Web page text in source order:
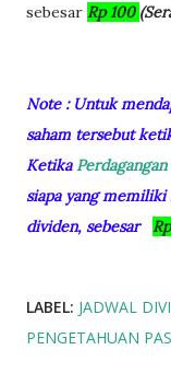
sebesar Rp 100
Note : Untuk
saham tersebut
Ketika
siapa yang memiliki
dividen, sebesar
LABEL: JADWAL
PENGETAHUAN